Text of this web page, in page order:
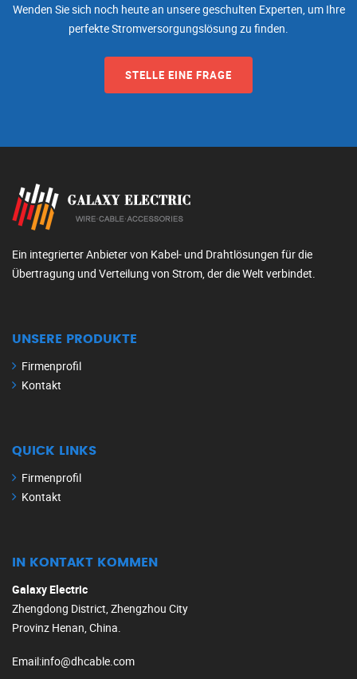
Wenden Sie sich noch heute an unsere geschulten Experten, um Ihre
perfekte Stromversorgungslösung zu finden.
STELLE EINE FRAGE
Ein integrierter Anbieter von Kabel- und Drahtlösungen für die
Übertragung und Verteilung von Strom, der die Welt verbindet.
UNSERE PRODUKTE
Firmenprofil
Kontakt
QUICK LINKS
Firmenprofil
Kontakt
IN KONTAKT KOMMEN
Galaxy Electric
Zhengdong District, Zhengzhou City
Provinz Henan, China.
Email:info@dhcable.com